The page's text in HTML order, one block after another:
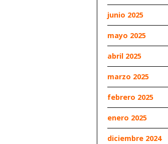
junio 2025
mayo 2025
abril 2025
marzo 2025
febrero 2025
enero 2025
diciembre 2024